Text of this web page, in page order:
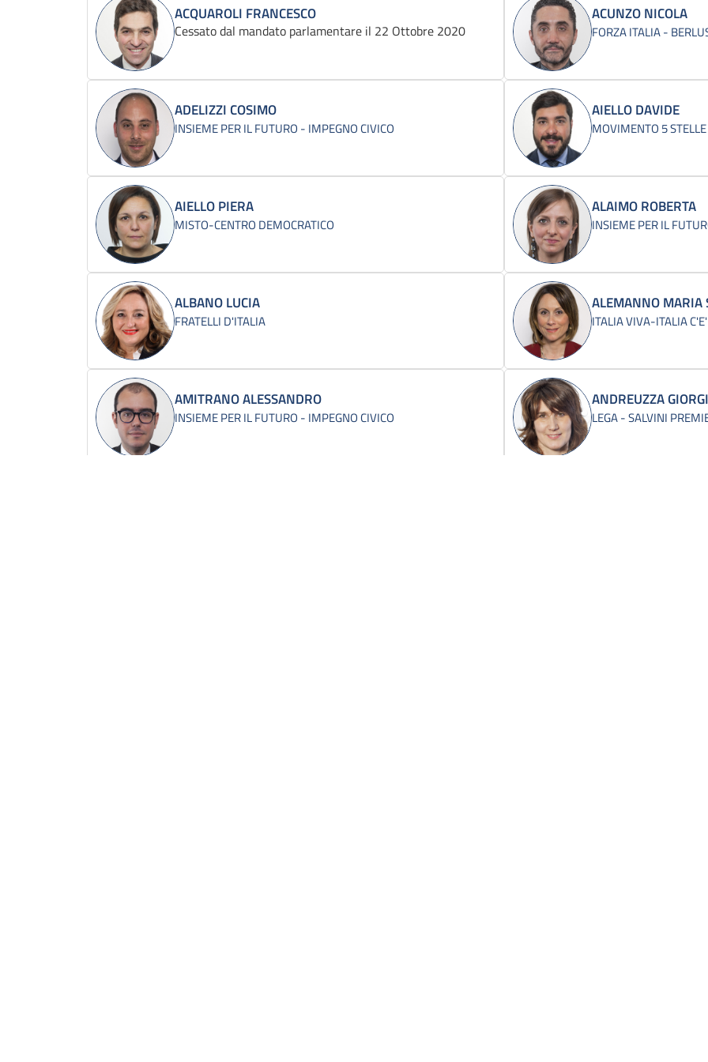
ACQUAROLI FRANCESCO
Cessato dal mandato parlamentare il 22 Ottobre 2020
ACUNZO NICOLA
FORZA ITALIA -
ADELIZZI COSIMO
INSIEME PER IL FUTURO - IMPEGNO CIVICO
AIELLO DAVIDE
MOVIMENTO 5 STELLE
AIELLO PIERA
MISTO-CENTRO DEMOCRATICO
ALAIMO ROBERTA
INSIEME PER IL
ALBANO LUCIA
FRATELLI D'ITALIA
ALEMANNO MARIA
ITALIA VIVA-ITALIA C'E'
AMITRANO ALESSANDRO
INSIEME PER IL FUTURO - IMPEGNO CIVICO
ANDREUZZA
LEGA - SALVINI